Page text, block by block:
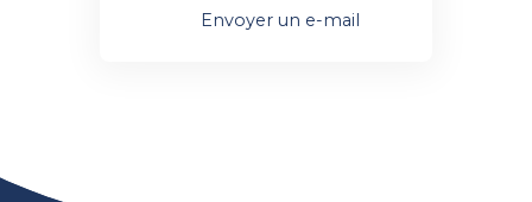
Envoyer un e-mail